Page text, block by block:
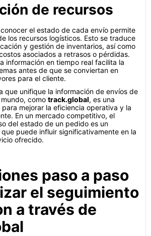
de recursos
el estado de cada envío permite
los recursos logísticos. Esto se traduce
y gestión de inventarios, así como
asociados a retrasos o pérdidas.
información en tiempo real facilita la
antes de que se conviertan en
para el cliente.
que unifique la información de envíos de
como track.global, es una
mejorar la eficiencia operativa y la
En un mercado competitivo, el
del estado de un pedido es un
puede influir significativamente en la
ofrecido.
paso a paso
el seguimiento
a través de